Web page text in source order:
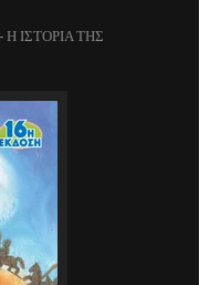
ΙΣΤΟΡΙΑ ΤΗΣ